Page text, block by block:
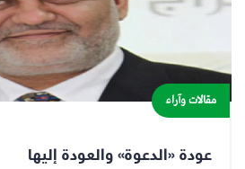
مقالات وآراء
عودة «الدعوة» والعودة إليها